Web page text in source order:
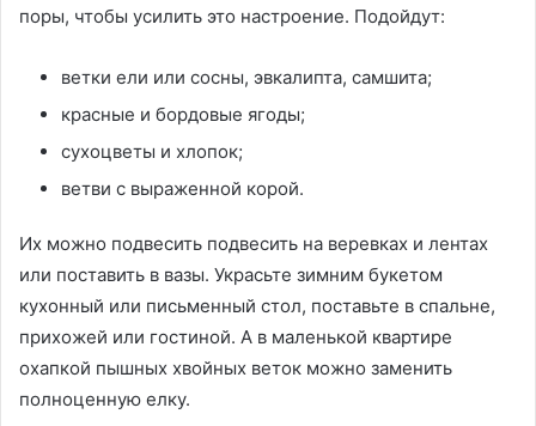
поры, чтобы усилить это настроение. Подойдут:
ветки ели или сосны, эвкалипта, самшита;
красные и бордовые ягоды;
сухоцветы и хлопок;
ветви с выраженной корой.
Их можно подвесить подвесить на веревках и лентах
или поставить в вазы. Украсьте зимним букетом
кухонный или письменный стол, поставьте в спальне,
прихожей или гостиной. А в маленькой квартире
охапкой пышных хвойных веток можно заменить
полноценную елку.